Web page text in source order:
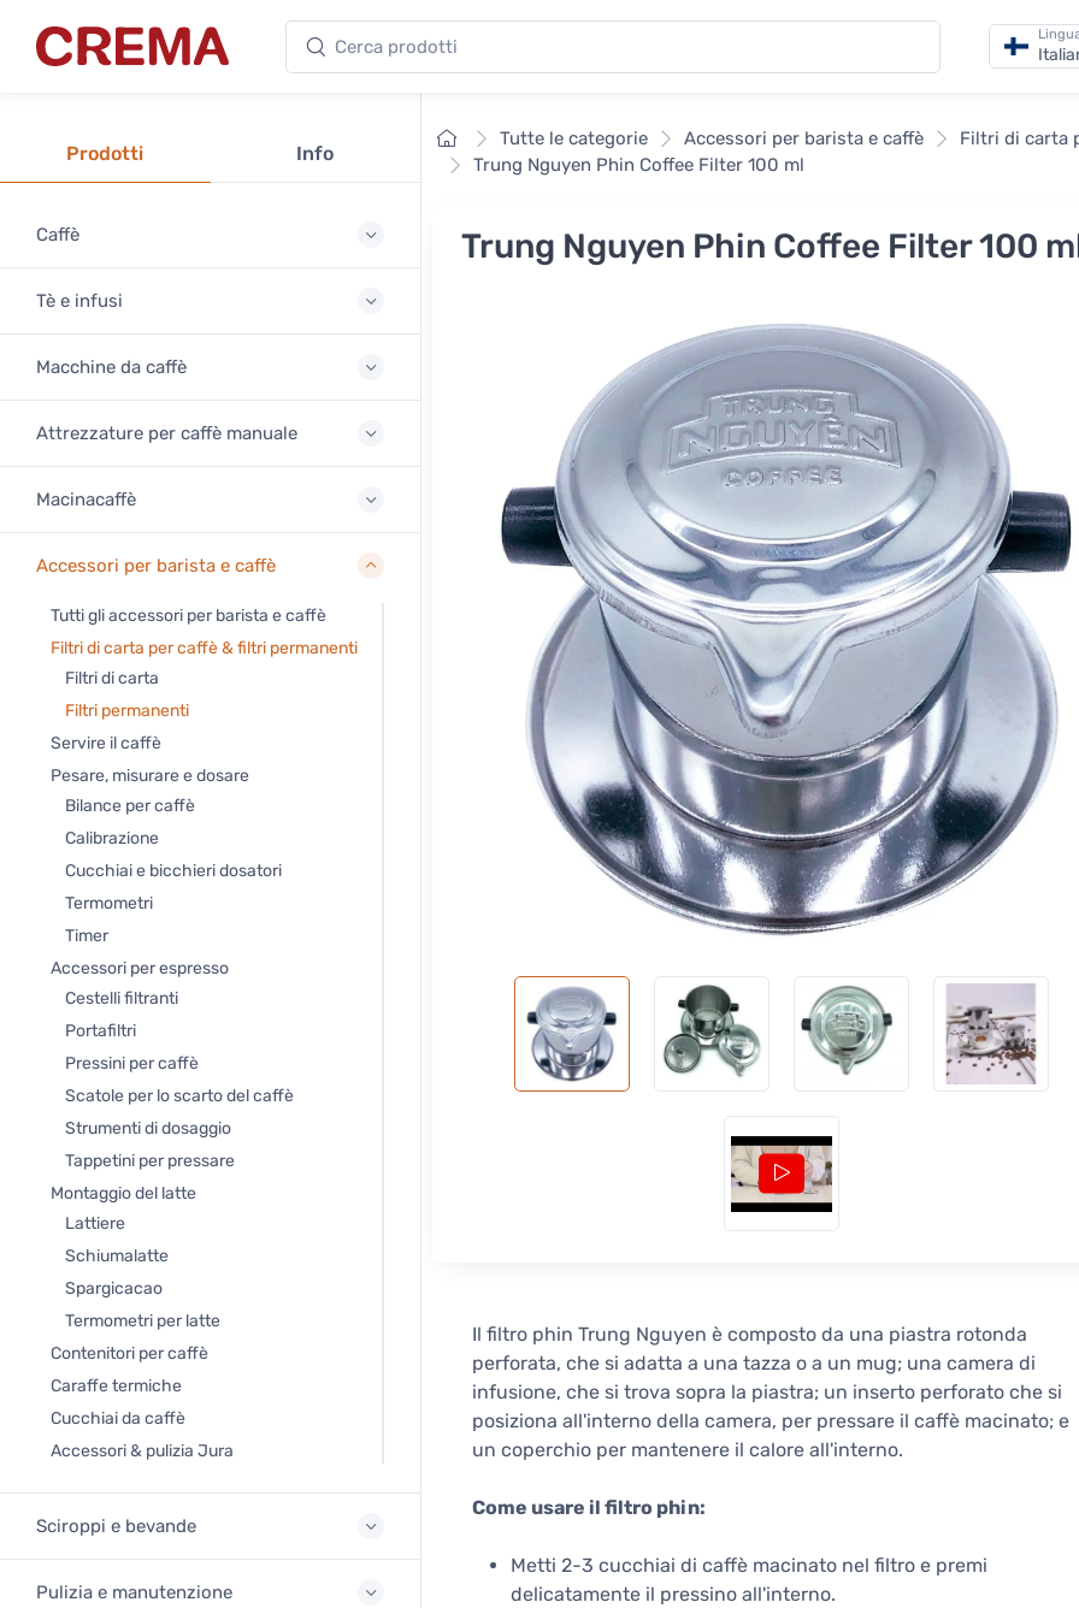
Crema Cerca prodotti
Prodotti Info
Caffè
Tè e infusi
Macchine da caffè
Attrezzature per caffè manuale
Macinacaffè
Accessori per barista e caffè
Tutti gli accessori per barista e caffè
Filtri di carta per caffè & filtri permanenti
Filtri di carta
Filtri permanenti
Servire il caffè
Pesare, misurare e dosare
Bilance per caffè
Calibrazione
Cucchiai e bicchieri dosatori
Termometri
Timer
Accessori per espresso
Cestelli filtranti
Portafiltri
Pressini per caffè
Scatole per lo scarto del caffè
Strumenti di dosaggio
Tappetini per pressare
Montaggio del latte
Lattiere
Schiumalatte
Spargicacao
Termometri per latte
Contenitori per caffè
Caraffe termiche
Cucchiai da caffè
Accessori & pulizia Jura
Sciroppi e bevande
Pulizia e manutenzione
HomeTutte le categorie Accessori per barista e caffè Filtri di carta
Trung Nguyen Phin Coffee Filter 100 ml
Trung Nguyen Phin Coffee Filter 100
Il filtro phin Trung Nguyen è composto da una piastra rotonda
perforata, che si adatta a una tazza o a un mug; una camera di
infusione, che si trova sopra la piastra; un inserto perforato che si
posiziona all'interno della camera, per pressare il caffè macinato; e
un coperchio per mantenere il calore all'interno.
Come usare il filtro phin:
Metti 2-3 cucchiai di caffè macinato nel filtro e premi
delicatamente il pressino all'interno.